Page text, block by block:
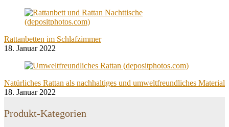
Rattanbetten im Schlafzimmer
18. Januar 2022
Natürliches Rattan als nachhaltiges und umweltfreundliches Material
18. Januar 2022
Produkt-Kategorien